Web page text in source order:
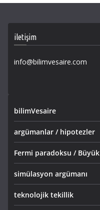
iletişim
info@bilimvesaire.com
bilimVesaire
argümanlar / hipotezler
Fermi paradoksu /
simülasyon argümanı
teknolojik tekillik